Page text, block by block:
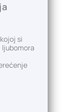
si
ljubomora